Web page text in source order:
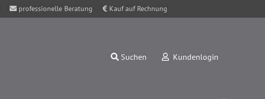
professionelle Beratung
Kauf auf Rechnung
Suchen Kundenlogin